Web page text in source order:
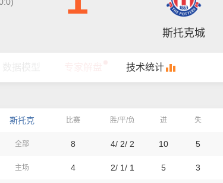
斯托克城
技术统计
斯托克 比赛 胜/平/负 进 失
全部 8 4/ 2/ 2 10 5
主场 4 2/ 1/ 1 5 3